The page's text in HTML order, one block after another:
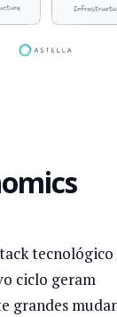
tecnológico
ciclo geram
grandes